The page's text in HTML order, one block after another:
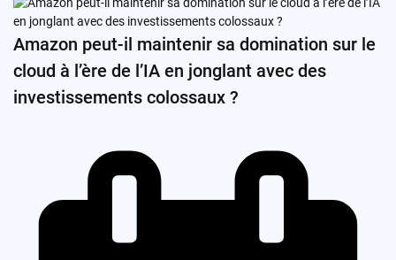
Amazon peut-il maintenir sa domination sur le
cloud à l’ère de l’IA en jonglant avec des
investissements colossaux ?